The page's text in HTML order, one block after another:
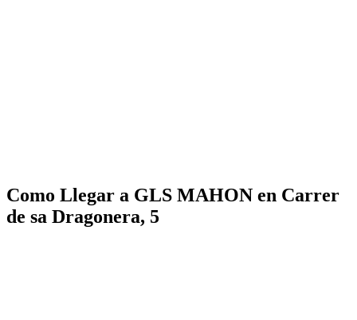
Como Llegar a GLS MAHON en Carrer
de sa Dragonera, 5